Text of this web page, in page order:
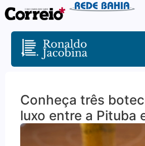
Conheça três
luxo entre a Pituba